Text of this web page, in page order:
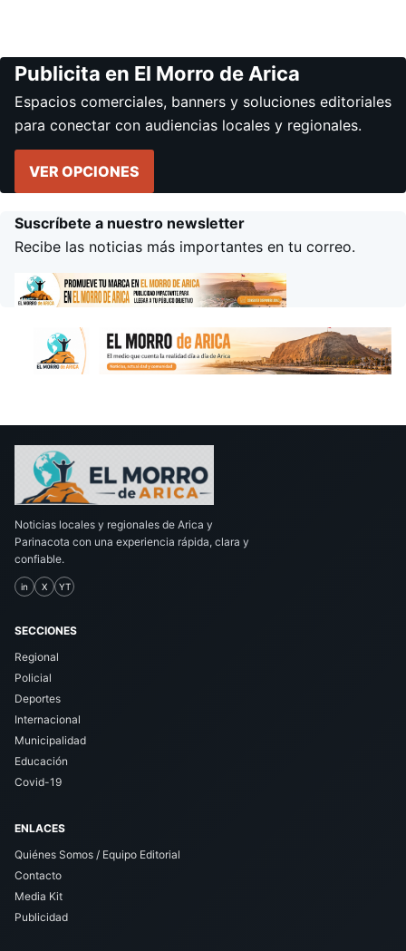
Publicita en El Morro de Arica
Espacios comerciales, banners y soluciones editoriales
para conectar con audiencias locales y regionales.
VER OPCIONES
Suscríbete a nuestro newsletter
Recibe las noticias más importantes en tu correo.
Noticias locales y regionales de Arica y
Parinacota con una experiencia rápida, clara y
confiable.
in X YT
SECCIONES
Regional
Policial
Deportes
Internacional
Municipalidad
Educación
Covid-19
ENLACES
Quiénes Somos / Equipo Editorial
Contacto
Media Kit
Publicidad